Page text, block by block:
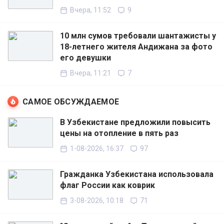
Вчера, 11:52 9
10 млн сумов требовали шантажисты у
18-летнего жителя Андижана за фото
его девушки
Вчера, 11:21 7
САМОЕ ОБСУЖДАЕМОЕ
В Узбекистане предложили повысить
цены на отопление в пять раз
1-08-2026, 16:37 97
Гражданка Узбекистана использовала
флаг России как коврик
3-08-2026, 10:18 71